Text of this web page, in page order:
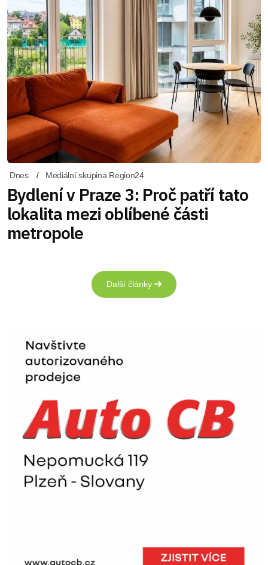
Dnes Mediální skupina Region24
Bydlení v Praze 3: Proč patří tato
lokalita mezi oblíbené části
metropole
Další články